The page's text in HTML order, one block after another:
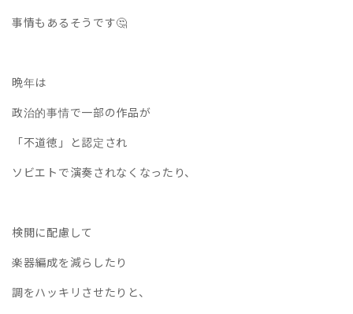
事情もあるそうです🤔
晩年は
政治的事情で一部の作品が
「不道徳」と認定され
ソビエトで演奏されなくなったり、
検閲に配慮して
楽器編成を減らしたり
調をハッキリさせたりと、